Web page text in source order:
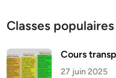
Classes populaires
Cours
27 juin 2025